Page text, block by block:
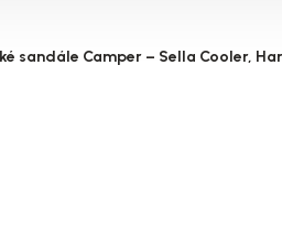
sandále Camper – Sella Cooler,